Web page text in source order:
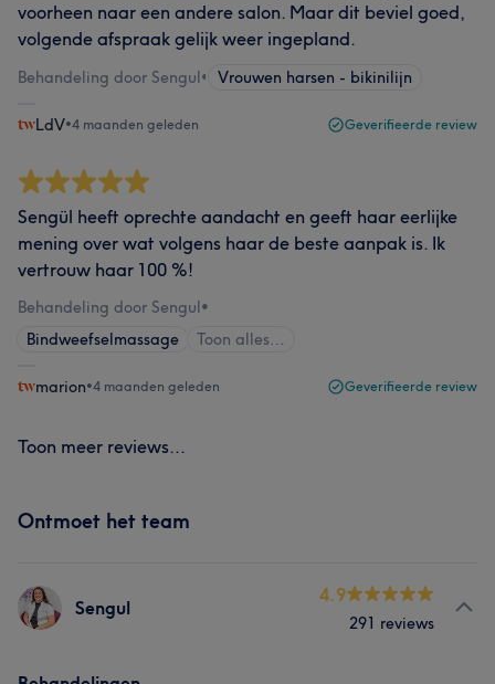
voorheen naar een andere salon. Maar dit beviel goed,
volgende afspraak gelijk weer ingepland.
Behandeling door Sengul• Vrouwen harsen - bikinilijn
LdV•4 maanden geleden Geverifieerde review
Sengül heeft oprechte aandacht en geeft haar eerlijke
mening over wat volgens haar de beste aanpak is. Ik
vertrouw haar 100 %!
Behandeling door Sengul•
Bindweefselmassage
Toon alles…
marion•4 maanden geleden Geverifieerde review
Toon meer reviews...
Ontmoet het team
Sengul
4.9
291 reviews